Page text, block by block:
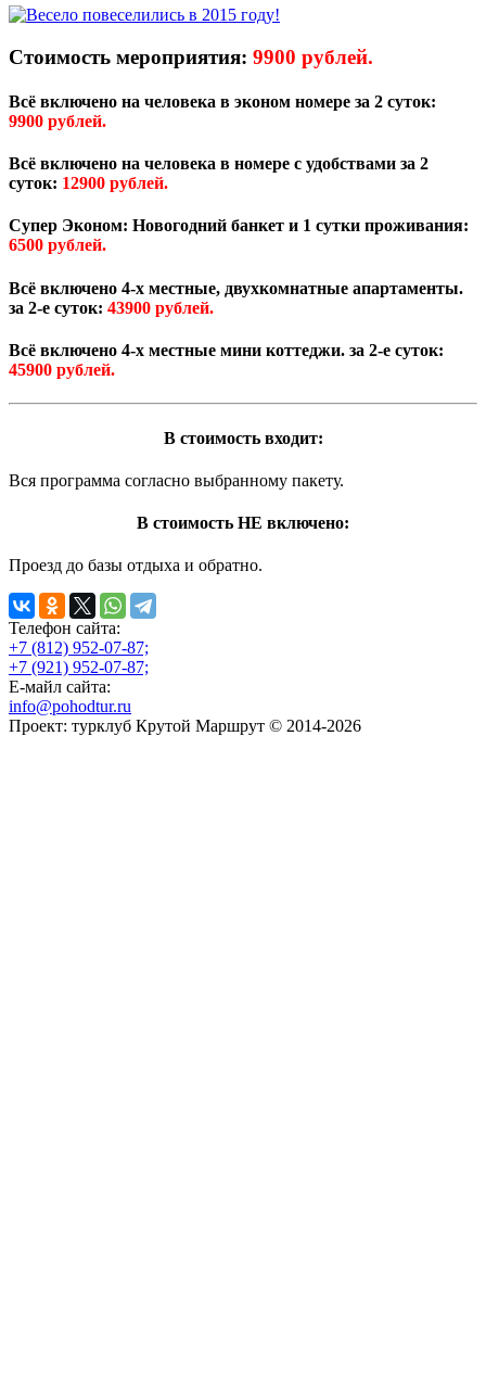
Стоимость мероприятия: 9900 рублей.
Всё включено на человека в эконом номере за 2 суток:
9900 рублей.
Всё включено на человека в номере с удобствами за 2
суток: 12900 рублей.
Супер Эконом: Новогодний банкет и 1 сутки проживания:
6500 рублей.
Всё включено 4-х местные, двухкомнатные апартаменты.
за 2-е суток: 43900 рублей.
Всё включено 4-х местные мини коттеджи. за 2-е суток:
45900 рублей.
В стоимость входит:
Вся программа согласно выбранному пакету.
В стоимость НЕ включено:
Проезд до базы отдыха и обратно.
Телефон сайта:
+7 (812) 952-07-87;
+7 (921) 952-07-87;
Е-майл сайта:
info@pohodtur.ru
Проект: турклуб Крутой Маршрут © 2014-2026